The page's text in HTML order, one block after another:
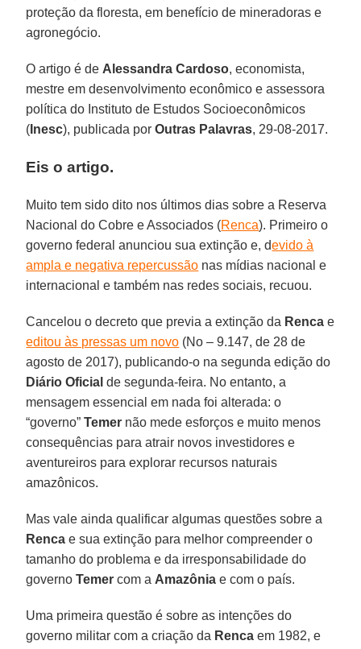
proteção da floresta, em benefício de mineradoras e
agronegócio.
O artigo é de Alessandra Cardoso, economista,
mestre em desenvolvimento econômico e assessora
política do Instituto de Estudos Socioeconômicos
( Inesc), publicada porOutras Palavras, 29-08-2017.
Eis o artigo.
Muito tem sido dito nos últimos dias sobre a Reserva
Nacional do Cobre e Associados (Renca). Primeiro o
governo federal anunciou sua extinção e, devido à
ampla e negativa repercussão nas mídias nacional e
internacional e também nas redes sociais, recuou.
Cancelou o decreto que previa a extinção da Renca e
editou às pressas um novo (No – 9.147, de 28 de
agosto de 2017), publicando-o na segunda edição do
Diário Oficial de segunda-feira. No entanto, a
mensagem essencial em nada foi alterada: o
“governo”Temer não mede esforços e muito menos
consequências para atrair novos investidores e
aventureiros para explorar recursos naturais
amazônicos.
Mas vale ainda qualificar algumas questões sobre a
Renca e sua extinção para melhor compreender o
tamanho do problema e da irresponsabilidade do
governoTemer com a Amazônia e com o país.
Uma primeira questão é sobre as intenções do
governo militar com a criação da Renca em 1982, e